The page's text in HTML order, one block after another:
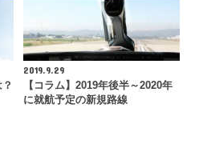
2019.9.29
【コラム】2019年後半～2020年
に就航予定の新規路線